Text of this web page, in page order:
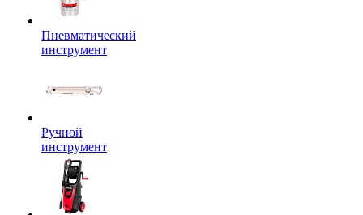
Пневматический
инструмент
Ручной
инструмент